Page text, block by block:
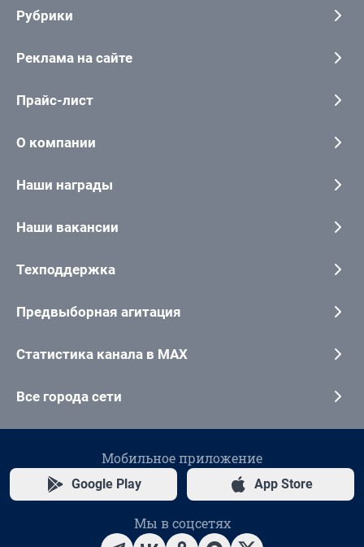
Рубрики
Реклама на сайте
Прайс-лист
О компании
Наши награды
Наши вакансии
Техподдержка
Предвыборная агитация
Статистика канала в MAX
Все города сети
Мобильное приложение
Google Play App Store
Мы в соцсетях